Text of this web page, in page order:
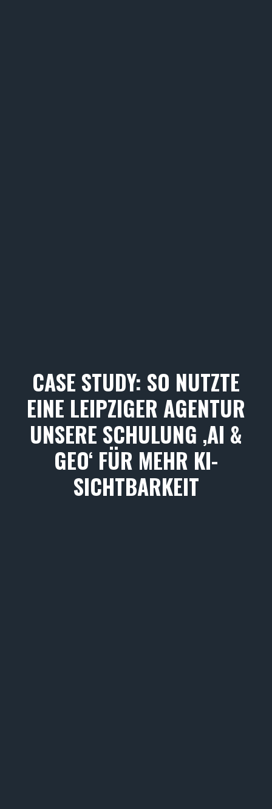
CASE STUDY: SO NUTZTE
EINE LEIPZIGER AGENTUR
UNSERE SCHULUNG ‚AI &
GEO‘ FÜR MEHR KI-
SICHTBARKEIT